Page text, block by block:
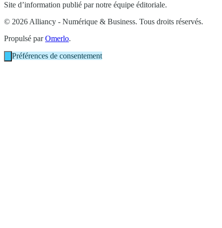
Site d’information publié par notre équipe éditoriale.
© 2026 Alliancy - Numérique & Business. Tous droits réservés.
Propulsé parOmerlo.
Préférences de consentement